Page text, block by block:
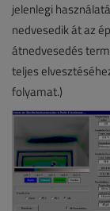
jelenlegi
nedvesedik át az
átnedvesedés
teljes
folyamat.)